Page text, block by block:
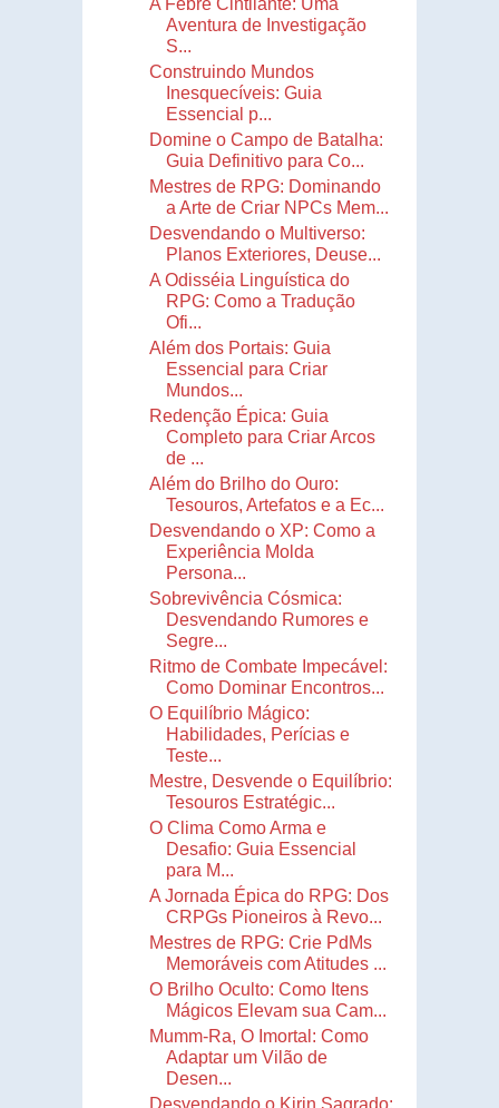
Aventura de Investigação
S...
Construindo Mundos
Inesquecíveis: Guia
Essencial p...
Domine o Campo de Batalha:
Guia Definitivo para Co...
Mestres de RPG: Dominando
a Arte de Criar NPCs Mem...
Desvendando o Multiverso:
Planos Exteriores, Deuse...
A Odisséia Linguística do
RPG: Como a Tradução
Ofi...
Além dos Portais: Guia
Essencial para Criar
Mundos...
Redenção Épica: Guia
Completo para Criar Arcos
de ...
Além do Brilho do Ouro:
Tesouros, Artefatos e a Ec...
Desvendando o XP: Como a
Experiência Molda
Persona...
Sobrevivência Cósmica:
Desvendando Rumores e
Segre...
Ritmo de Combate Impecável:
Como Dominar Encontros...
O Equilíbrio Mágico:
Habilidades, Perícias e
Teste...
Mestre, Desvende o Equilíbrio:
Tesouros Estratégic...
O Clima Como Arma e
Desafio: Guia Essencial
para M...
A Jornada Épica do RPG: Dos
CRPGs Pioneiros à Revo...
Mestres de RPG: Crie PdMs
Memoráveis com Atitudes ...
O Brilho Oculto: Como Itens
Mágicos Elevam sua Cam...
Mumm-Ra, O Imortal: Como
Adaptar um Vilão de
Desen...
Desvendando o Kirin Sagrado: